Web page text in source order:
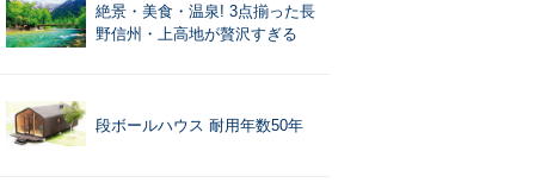
絶景・美食・温泉! 3点揃った長
野信州・上高地が贅沢すぎる
段ボールハウス 耐用年数50年